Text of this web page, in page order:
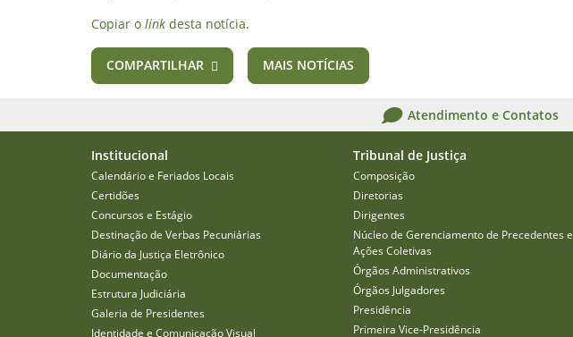
Copiar o link desta notícia.
COMPARTILHAR MAIS NOTÍCIAS
Atendimento e Contatos
Institucional
Calendário e Feriados Locais
Certidões
Concursos e Estágio
Destinação de Verbas Pecuniárias
Diário da Justiça Eletrônico
Documentação
Estrutura Judiciária
Galeria de Presidentes
Identidade e Comunicação Visual
Tribunal de Justiça
Composição
Diretorias
Dirigentes
Núcleo de Gerenciamento de Precedentes e
Ações Coletivas
Órgãos Administrativos
Órgãos Julgadores
Presidência
Primeira Vice-Presidência